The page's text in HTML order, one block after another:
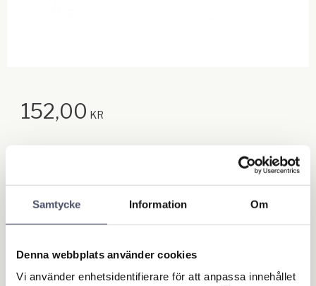
Samtycke Information Om
Denna webbplats använder cookies
Vi använder enhetsidentifierare för att anpassa innehållet
152,00 KR
st
KÖP
Lagerstatus